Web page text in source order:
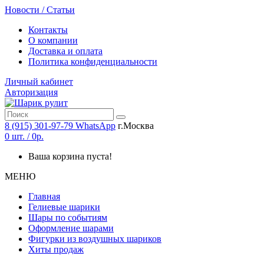
Новости / Статьи
Контакты
О компании
Доставка и оплата
Политика конфиденциальности
Личный кабинет
Авторизация
8 (915) 301-97-79 WhatsApp г.Москва
0 шт. / 0р.
Ваша корзина пуста!
МЕНЮ
Главная
Гелиевые шарики
Шары по событиям
Оформление шарами
Фигурки из воздушных шариков
Хиты продаж